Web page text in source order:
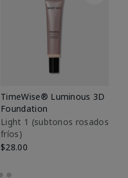
TimeWise® Luminous 3D
Foundation
Light 1​ (subtonos rosados
fríos)
$28.00